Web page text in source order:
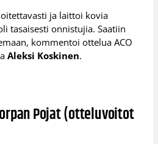
ja laittoi kovia
tasaisesti onnistujia. Saatiin
kommentoi ottelua ACO
Aleksi Koskinen.
Pojat (otteluvoitot